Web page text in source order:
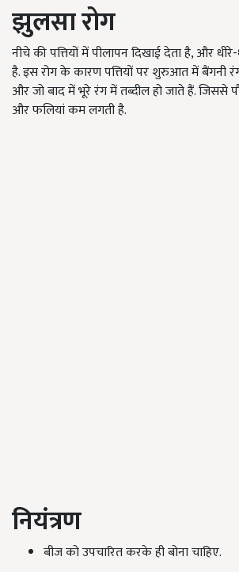
झुलसारोग
नीचे की पत्तियों में पीलापन दिखाई देता है, और
है. इस रोग के कारण पत्तियों पर शुरुआत में बैंगनी
और जो बाद में भूरे रंग में तब्दील हो जाते हैं. जिससे
और फलियां कम लगती है.
नियंत्रण
बीज को उपचारित करके ही बोना चाहिए.